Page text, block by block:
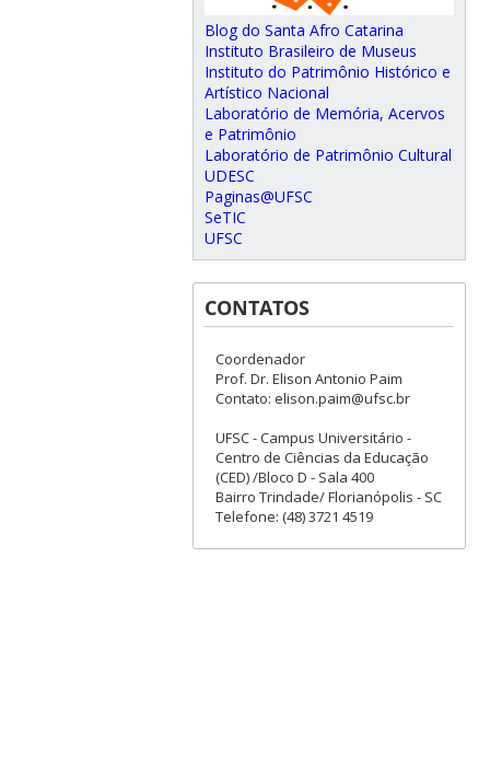
Blog do Santa Afro Catarina
Instituto Brasileiro de Museus
Instituto do Patrimônio Histórico e
Artístico Nacional
Laboratório de Memória, Acervos
e Patrimônio
Laboratório de Patrimônio Cultural
UDESC
Paginas@UFSC
SeTIC
UFSC
CONTATOS
Coordenador
Prof. Dr. Elison Antonio Paim
Contato: elison.paim@ufsc.br
UFSC - Campus Universitário -
Centro de Ciências da Educação
(CED) /Bloco D - Sala 400
Bairro Trindade/ Florianópolis - SC
Telefone: (48) 3721 4519